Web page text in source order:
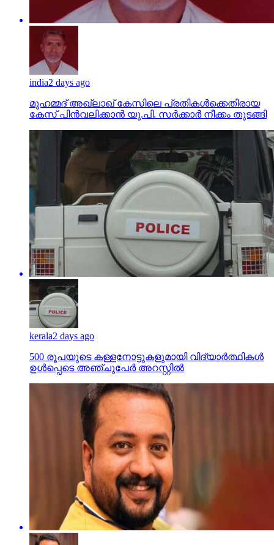
india2 days ago
മുഹമ്മദ് അഖ്‌ലാഖ് കേസിലെ പ്രതികള്‍ക്കെതിരായ
കേസ് പിന്‍വലിക്കാന്‍ യു.പി. സര്‍ക്കാര്‍ നീക്കം തുടങ്ങി
kerala2 days ago
500 രൂപയുടെ കള്ളനോട്ടുകളുമായി വിദ്യാര്‍ത്ഥികള്‍
ഉള്‍പ്പെടെ അഞ്ചുപേര്‍ അറസ്റ്റില്‍